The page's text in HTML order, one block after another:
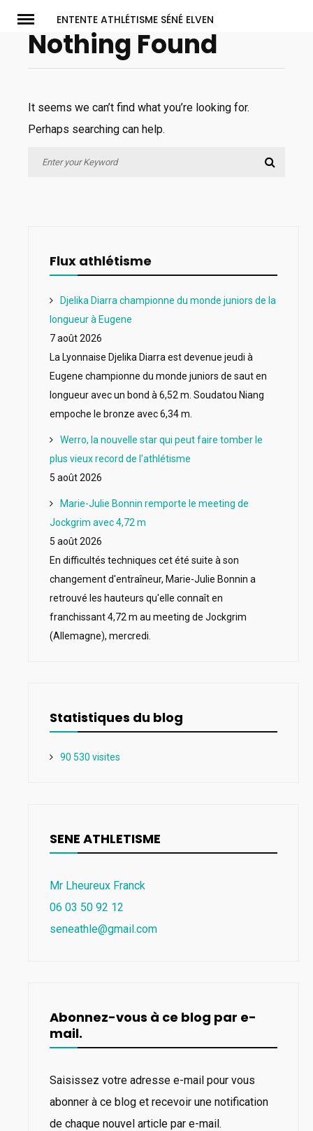
content
ENTENTE ATHLÉTISME SÉNÉ ELVEN
Nothing Found
It seems we can’t find what you’re looking for.
Perhaps searching can help.
Search
Flux athlétisme
Djelika Diarra championne du monde juniors de la
longueur à Eugene
7 août 2026
La Lyonnaise Djelika Diarra est devenue jeudi à
Eugene championne du monde juniors de saut en
longueur avec un bond à 6,52 m. Soudatou Niang
empoche le bronze avec 6,34 m.
Werro, la nouvelle star qui peut faire tomber le
plus vieux record de l'athlétisme
5 août 2026
Marie-Julie Bonnin remporte le meeting de
Jockgrim avec 4,72 m
5 août 2026
En difficultés techniques cet été suite à son
changement d'entraîneur, Marie-Julie Bonnin a
retrouvé les hauteurs qu'elle connaît en
franchissant 4,72 m au meeting de Jockgrim
(Allemagne), mercredi.
Statistiques du blog
90 530 visites
SENE ATHLETISME
Mr Lheureux Franck
06 03 50 92 12
seneathle@gmail.com
Abonnez-vous à ce blog par e-
mail.
Saisissez votre adresse e-mail pour vous
abonner à ce blog et recevoir une notification
de chaque nouvel article par e-mail.